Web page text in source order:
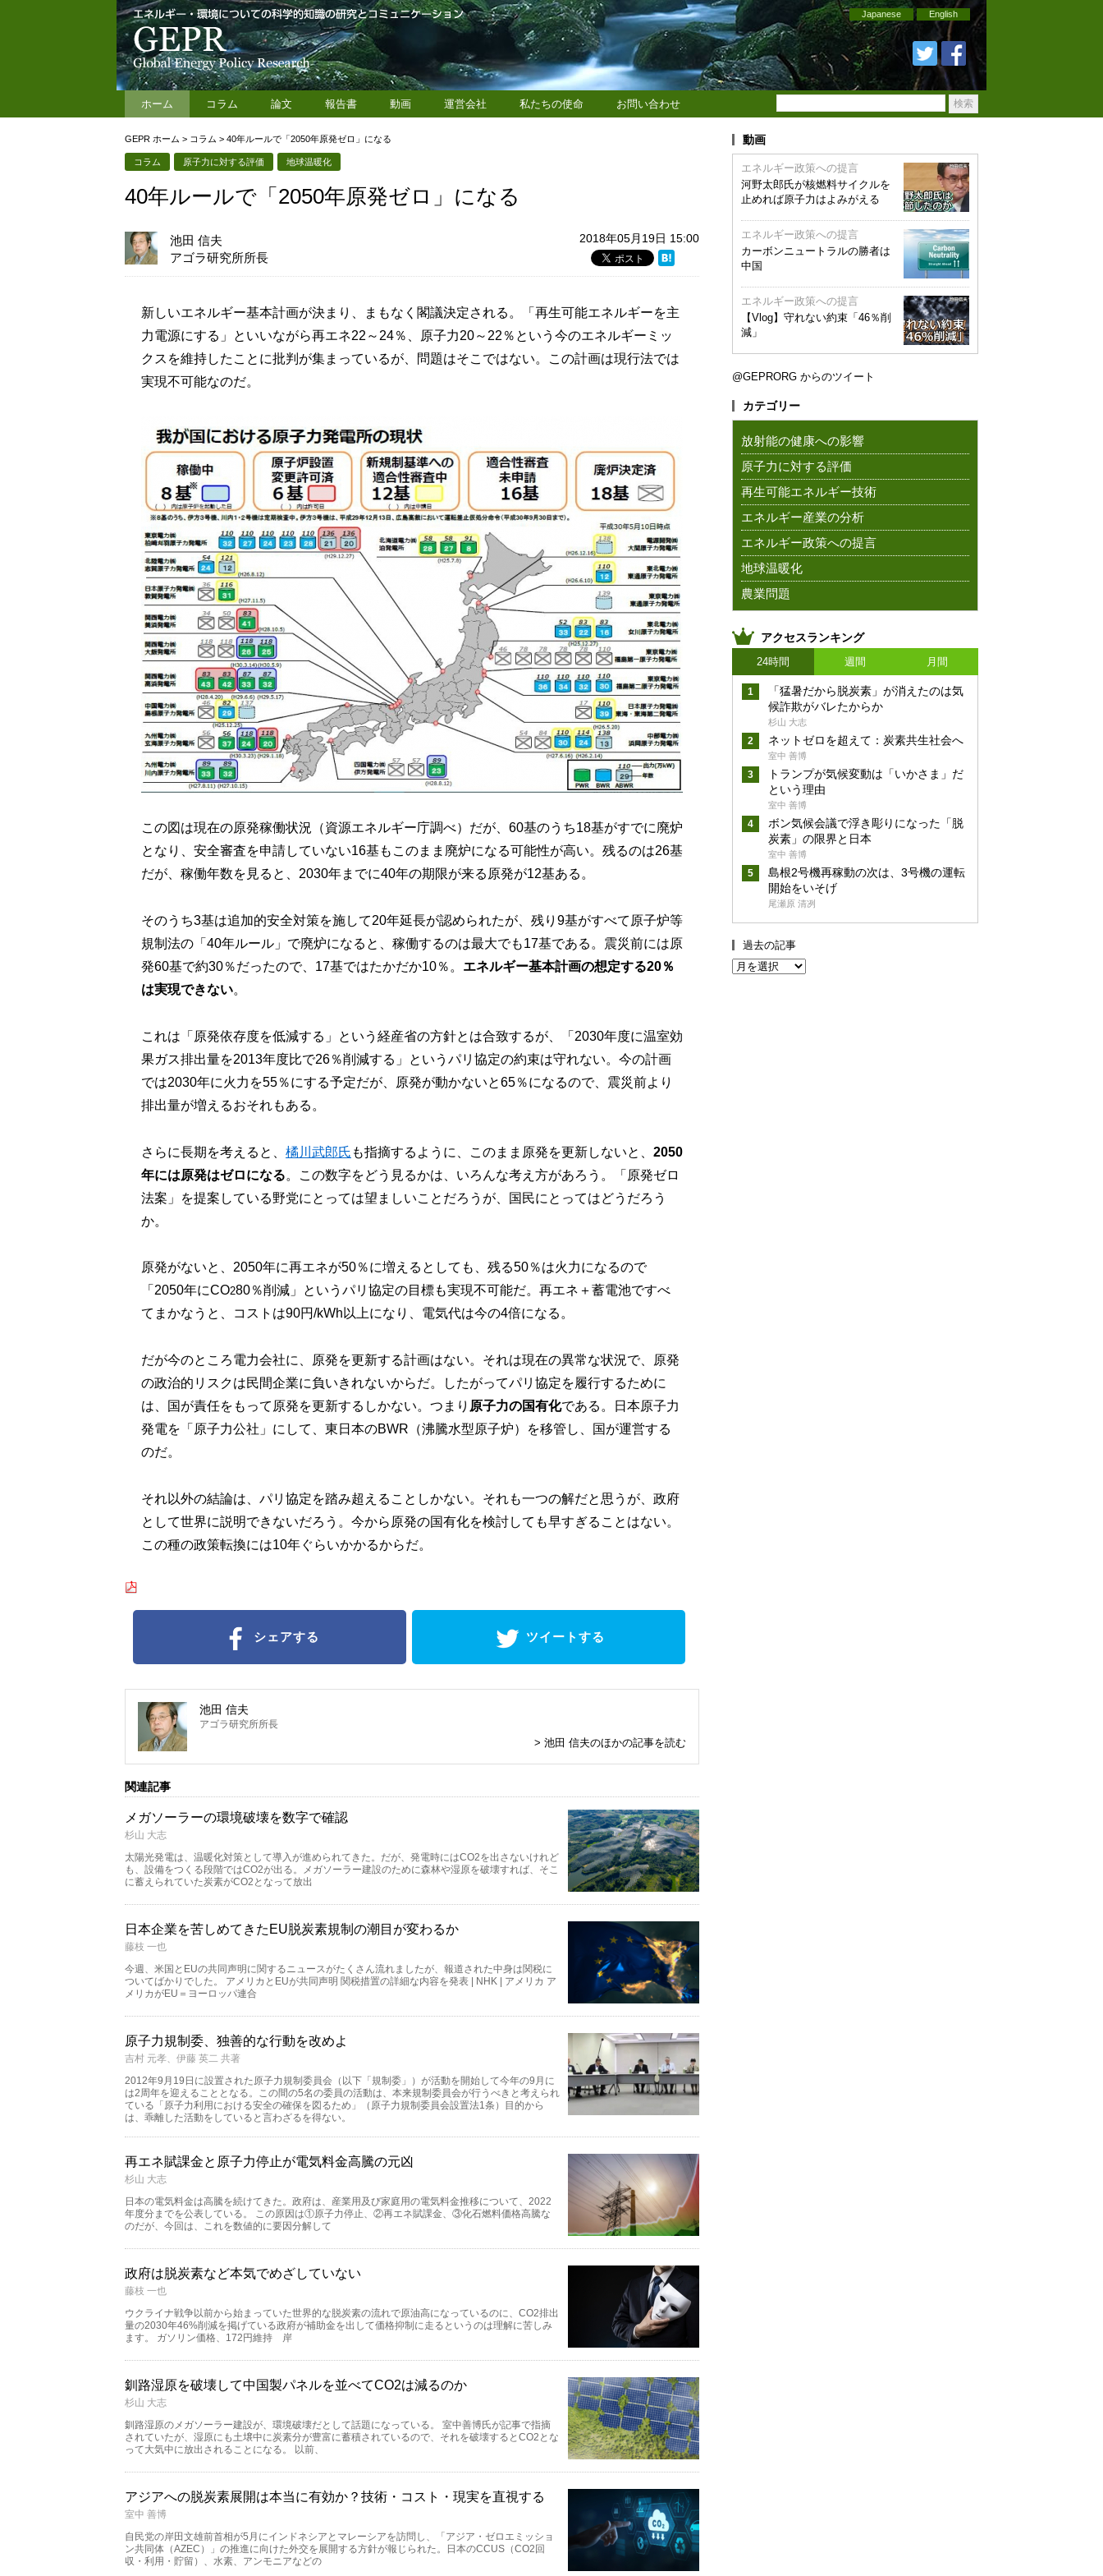
Japanese English
ホーム コラム 論文 報告書 動画 運営会社 私たちの使命 お問い合わせ
GEPR ホーム > コラム > 40年ルールで「2050年原発ゼロ」になる
コラム 原子力に対する評価 地球温暖化
40年ルールで「2050年原発ゼロ」になる
2018年05月19日 15:00
池田 信夫
アゴラ研究所所長
新しいエネルギー基本計画が決まり、まもなく閣議決定される。「再生可能エネルギーを主
力電源にする」といいながら再エネ22～24％、原子力20～22％という今のエネルギーミッ
クスを維持したことに批判が集まっているが、問題はそこではない。この計画は現行法では
実現不可能なのだ。
この図は現在の原発稼働状況（資源エネルギー庁調べ）だが、60基のうち18基がすでに廃炉
となり、安全審査を申請していない16基もこのまま廃炉になる可能性が高い。残るのは26基
だが、稼働年数を見ると、2030年までに40年の期限が来る原発が12基ある。
そのうち3基は追加的安全対策を施して20年延長が認められたが、残り9基がすべて原子炉等
規制法の「40年ルール」で廃炉になると、稼働するのは最大でも17基である。震災前には原
発60基で約30％だったので、17基ではたかだか10％。 エネルギー基本計画の想定する20％
は実現できない。
これは「原発依存度を低減する」という経産省の方針とは合致するが、「2030年度に温室効
果ガス排出量を2013年度比で26％削減する」というパリ協定の約束は守れない。今の計画
では2030年に火力を55％にする予定だが、原発が動かないと65％になるので、震災前より
排出量が増えるおそれもある。
さらに長期を考えると、 橘川武郎氏 も指摘するように、このまま原発を更新しないと、 2050
年には原発はゼロになる。この数字をどう見るかは、いろんな考え方があろう。「原発ゼロ
法案」を提案している野党にとっては望ましいことだろうが、国民にとってはどうだろう
か。
原発がないと、2050年に再エネが50％に増えるとしても、残る50％は火力になるので
「2050年にCO280％削減」というパリ協定の目標も実現不可能だ。再エネ＋蓄電池ですべ
てまかなうと、コストは90円/kWh以上になり、電気代は今の4倍になる。
だが今のところ電力会社に、原発を更新する計画はない。それは現在の異常な状況で、原発
の政治的リスクは民間企業に負いきれないからだ。したがってパリ協定を履行するために
は、国が責任をもって原発を更新するしかない。つまり 原子力の国有化である。日本原子力
発電を「原子力公社」にして、東日本のBWR（沸騰水型原子炉）を移管し、国が運営する
のだ。
それ以外の結論は、パリ協定を踏み超えることしかない。それも一つの解だと思うが、政府
として世界に説明できないだろう。今から原発の国有化を検討しても早すぎることはない。
この種の政策転換には10年ぐらいかかるからだ。
シェアする ツイートする
池田 信夫
アゴラ研究所所長
> 池田 信夫のほかの記事を読む
関連記事
メガソーラーの環境破壊を数字で確認
杉山 大志
太陽光発電は、温暖化対策として導入が進められてきた。だが、発電時にはCO2を出さないけれど
も、設備をつくる段階ではCO2が出る。メガソーラー建設のために森林や湿原を破壊すれば、そこ
に蓄えられていた炭素がCO2となって放出
日本企業を苦しめてきたEU脱炭素規制の潮目が変わるか
藤枝 一也
今週、米国とEUの共同声明に関するニュースがたくさん流れましたが、報道された中身は関税に
ついてばかりでした。 アメリカとEUが共同声明 関税措置の詳細な内容を発表 | NHK | アメリカ ア
メリカがEU＝ヨーロッパ連合
原子力規制委、独善的な行動を改めよ
吉村 元孝、伊藤 英二 共著
2012年9月19日に設置された原子力規制委員会（以下「規制委」）が活動を開始して今年の9月に
は2周年を迎えることとなる。この間の5名の委員の活動は、本来規制委員会が行うべきと考えられ
ている「原子力利用における安全の確保を図るため」（原子力規制委員会設置法1条）目的から
は、乖離した活動をしていると言わざるを得ない。
再エネ賦課金と原子力停止が電気料金高騰の元凶
杉山 大志
日本の電気料金は高騰を続けてきた。政府は、産業用及び家庭用の電気料金推移について、2022
年度分までを公表している。 この原因は①原子力停止、②再エネ賦課金、③化石燃料価格高騰な
のだが、今回は、これを数値的に要因分解して
政府は脱炭素など本気でめざしていない
藤枝 一也
ウクライナ戦争以前から始まっていた世界的な脱炭素の流れで原油高になっているのに、CO2排出
量の2030年46%削減を掲げている政府が補助金を出して価格抑制に走るというのは理解に苦しみ
ます。 ガソリン価格、172円維持 岸
釧路湿原を破壊して中国製パネルを並べてCO2は減るのか
杉山 大志
釧路湿原のメガソーラー建設が、環境破壊だとして話題になっている。 室中善博氏が記事で指摘
されていたが、湿原にも土壌中に炭素分が豊富に蓄積されているので、それを破壊するとCO2とな
って大気中に放出されることになる。 以前、
アジアへの脱炭素展開は本当に有効か？技術・コスト・現実を直視する
室中 善博
自民党の岸田文雄前首相が5月にインドネシアとマレーシアを訪問し、「アジア・ゼロエミッショ
ン共同体（AZEC）」の推進に向けた外交を展開する方針が報じられた。日本のCCUS（CO2回
収・利用・貯留）、水素、アンモニアなどの
動画
エネルギー政策への提言
河野太郎氏が核燃料サイクルを
止めれば原子力はよみがえる
エネルギー政策への提言
カーボンニュートラルの勝者は
中国
エネルギー政策への提言
【Vlog】守れない約束「46％削
減」
@GEPRORG からのツイート
カテゴリー
放射能の健康への影響
原子力に対する評価
再生可能エネルギー技術
エネルギー産業の分析
エネルギー政策への提言
地球温暖化
農業問題
アクセスランキング
24時間 週間 月間
「猛暑だから脱炭素」が消えたのは気
候詐欺がバレたからか
杉山 大志
ネットゼロを超えて：炭素共生社会へ
室中 善博
トランプが気候変動は「いかさま」だ
という理由
室中 善博
ボン気候会議で浮き彫りになった「脱
炭素」の限界と日本
室中 善博
島根2号機再稼動の次は、3号機の運転
開始をいそげ
尾瀬原 清冽
過去の記事